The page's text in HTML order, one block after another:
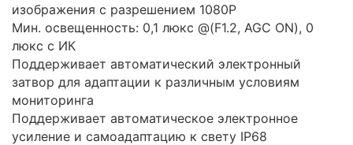
изображения с разрешением 1080P
Мин. освещенность: 0,1 люкс @(F1.2, AGC ON), 0
люкс с ИК
Поддерживает автоматический электронный
затвор для адаптации к различным условиям
мониторинга
Поддерживает автоматическое электронное
усиление и самоадаптацию к свету IP68